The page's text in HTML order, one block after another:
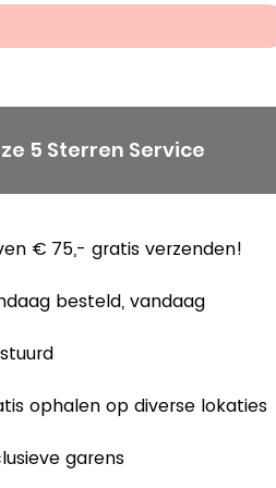
5 Sterren Service
€ 75,- gratis verzenden!
besteld, vandaag
ophalen op diverse lokaties
garens